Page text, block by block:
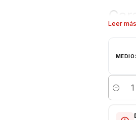
Leer más
Cantidad